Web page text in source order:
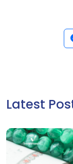
Latest